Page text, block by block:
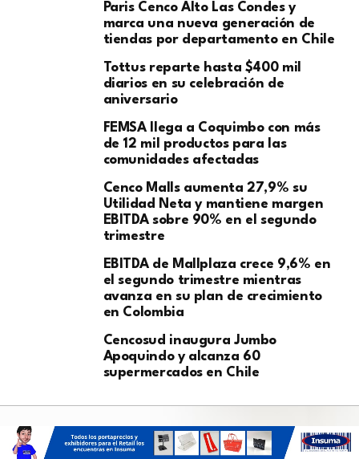
Paris Cenco Alto Las Condes y
marca una nueva generación de
tiendas por departamento en Chile
Tottus reparte hasta $400 mil
diarios en su celebración de
aniversario
FEMSA llega a Coquimbo con más
de 12 mil productos para las
comunidades afectadas
Cenco Malls aumenta 27,9% su
Utilidad Neta y mantiene margen
EBITDA sobre 90% en el segundo
trimestre
EBITDA de Mallplaza crece 9,6% en
el segundo trimestre mientras
avanza en su plan de crecimiento
en Colombia
Cencosud inaugura Jumbo
Apoquindo y alcanza 60
supermercados en Chile